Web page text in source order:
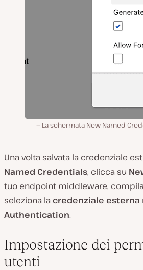
La schermata New Named
Una volta salvata la credenziale
Named Credentials, clicca su
tuo endpoint middleware,
seleziona la credenziale esterna
Authentication.
Impostazione dei
utenti